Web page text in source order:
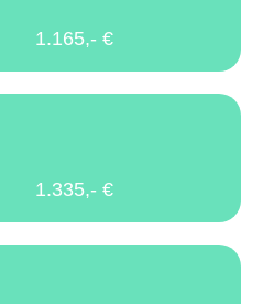
1.165,- €
1.335,- €